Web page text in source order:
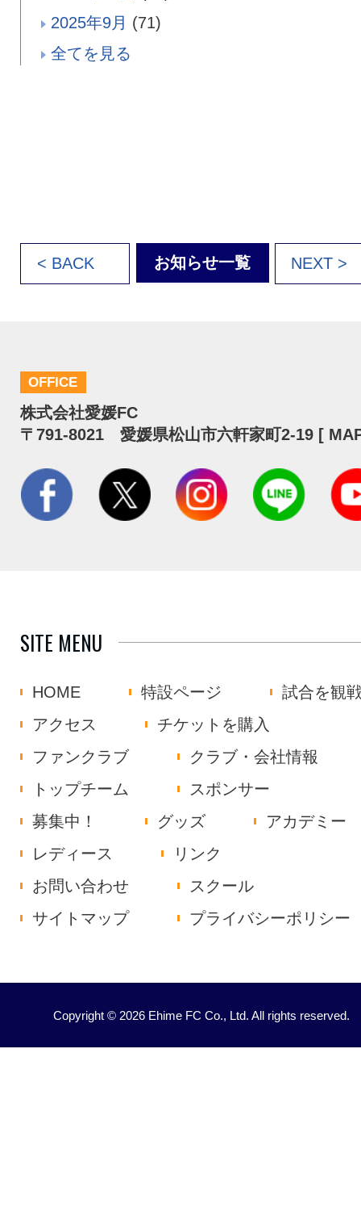
2025年9月 (71)
全てを見る
< BACK お知らせ一覧 NEXT >
OFFICE
株式会社愛媛FC
〒791-8021 愛媛県松山市六軒家町2-19 [
SITE MENU
HOME 特設ページ
試合を観
アクセス
チケットを購入
ファンクラブ
クラブ・会社情報
トップチーム
スポンサー
募集中！
グッズ
アカデミー
レディース
リンク
お問い合わせ
スクール
サイトマップ
プライバシーポリシー
Copyright © 2026 Ehime FC Co., Ltd. All rights reserved.